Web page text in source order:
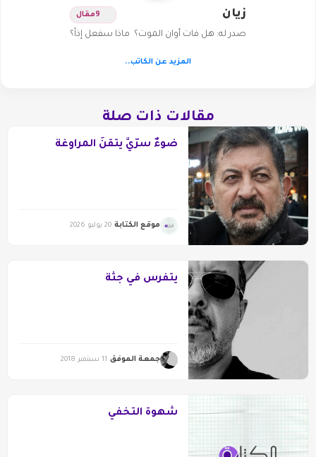
زيان 9مقال
صدر له: هل فات أوان الموت؟ ماذا سفعل إذاً؟
المزيد عن الكاتب..
مقالات ذات صلة
ضوءٌ سرّيٌّ يتقنُ المراوغة
موقع الكتابة 20 يوليو 2026
يتفرس في جثة
جمعة الموفق 11 سبتمبر 2018
شهوة التخفي